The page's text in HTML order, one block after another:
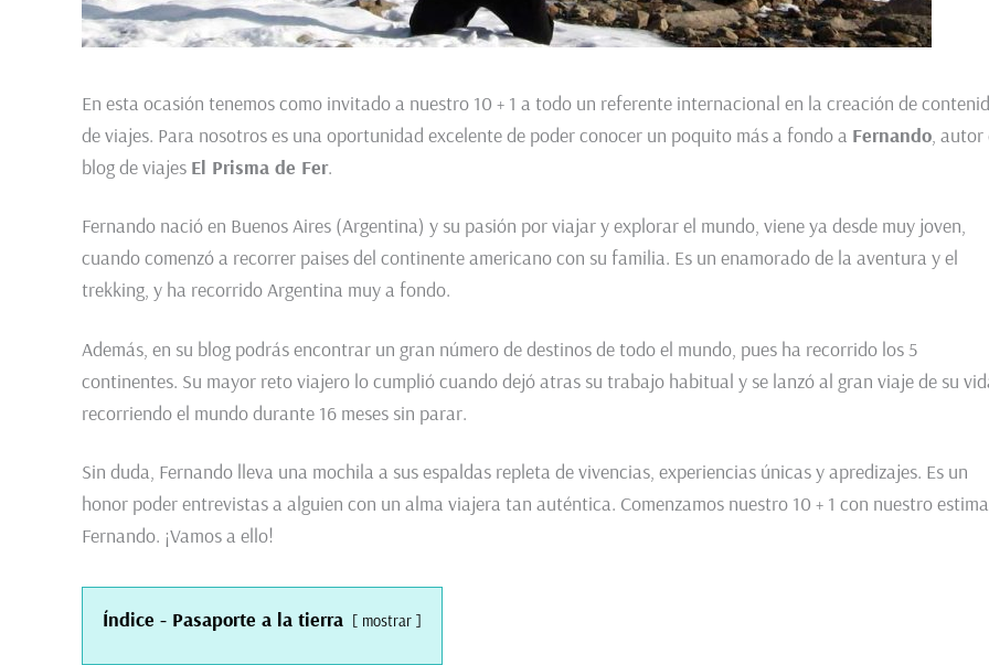
En esta ocasión tenemos como invitado a nuestro 10 + 1 a todo un referente internacional en la creación de
de viajes. Para nosotros es una oportunidad excelente de poder conocer un poquito más a fondo a Fernando, autor
blog de viajes El Prisma de Fer.
Fernando nació en Buenos Aires (Argentina) y su pasión por viajar y explorar el mundo, viene ya desde muy joven,
cuando comenzó a recorrer paises del continente americano con su familia. Es un enamorado de la aventura y el
trekking, y ha recorrido Argentina muy a fondo.
Además, en su blog podrás encontrar un gran número de destinos de todo el mundo, pues ha recorrido los 5
continentes. Su mayor reto viajero lo cumplió cuando dejó atras su trabajo habitual y se lanzó al gran viaje de su
recorriendo el mundo durante 16 meses sin parar.
Sin duda, Fernando lleva una mochila a sus espaldas repleta de vivencias, experiencias únicas y apredizajes. Es un
honor poder entrevistas a alguien con un alma viajera tan auténtica. Comenzamos nuestro 10 + 1 con nuestro
Fernando. ¡Vamos a ello!
Índice - Pasaporte a la tierra mostrar